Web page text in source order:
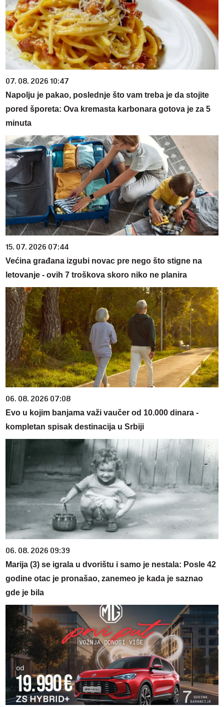
07. 08. 2026 10:47
Napolju je pakao, poslednje što vam treba je da stojite
pored šporeta: Ova kremasta karbonara gotova je za 5
minuta
15. 07. 2026 07:44
Većina građana izgubi novac pre nego što stigne na
letovanje - ovih 7 troškova skoro niko ne planira
06. 08. 2026 07:08
Evo u kojim banjama važi vaučer od 10.000 dinara -
kompletan spisak destinacija u Srbiji
06. 08. 2026 09:39
Marija (3) se igrala u dvorištu i samo je nestala: Posle 42
godine otac je pronašao, zanemeo je kada je saznao
gde je bila